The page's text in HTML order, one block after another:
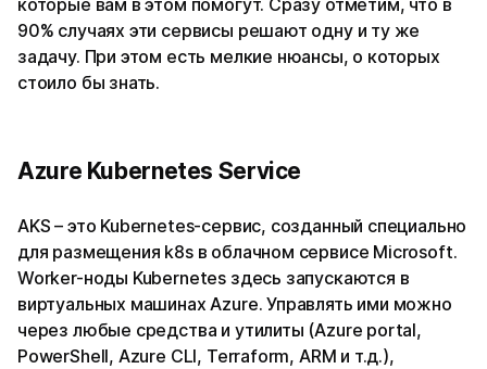
которые вам в этом помогут. Сразу отметим, что в
90% случаях эти сервисы решают одну и ту же
задачу. При этом есть мелкие нюансы, о которых
стоило бы знать.
Azure Kubernetes Service
AKS – это Kubernetes-сервис, созданный специально
для размещения k8s в облачном сервисе Microsoft.
Worker-ноды Kubernetes здесь запускаются в
виртуальных машинах Azure. Управлять ими можно
через любые средства и утилиты (Azure portal,
PowerShell, Azure CLI, Terraform, ARM и т.д.),